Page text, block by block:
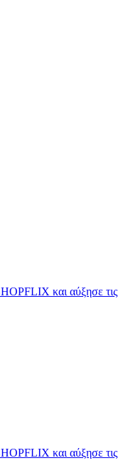
και αύξησε τις
και αύξησε τις